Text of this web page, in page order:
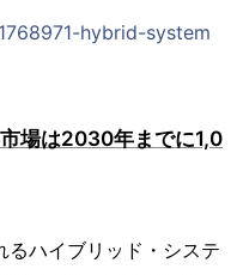
hybrid-system
場は2030年までに1,0
ハイブリッド・システ